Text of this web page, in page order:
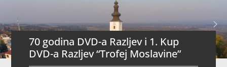
70 godina DVD-a Razljev i 1. Kup
DVD-a Razljev “Trofej Moslavine”